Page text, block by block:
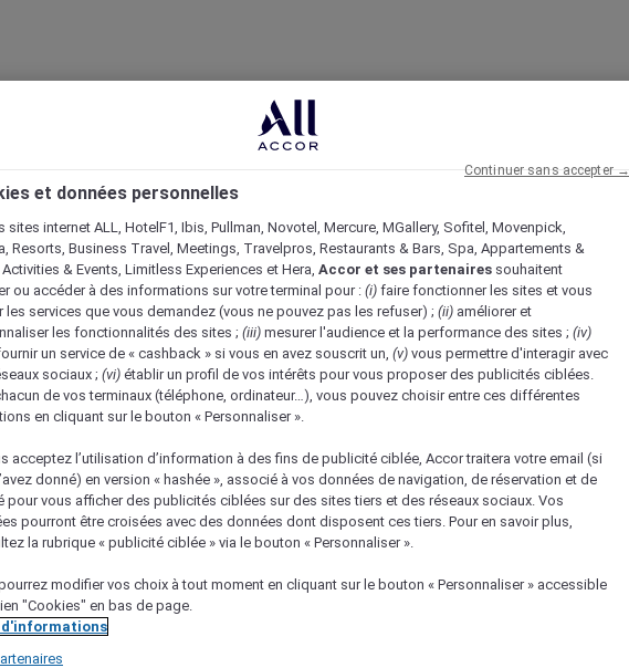
et données personnelles
sites internet ALL, HotelF1, Ibis, Pullman, Novotel, Mercure, MGallery, Sofitel, Movenpick,
Resorts, Business Travel, Meetings, Travelpros, Restaurants & Bars, Spa, Appartements &
& Events, Limitless Experiences et Hera, Accor et ses partenaires souhaitent
ou accéder à des informations sur votre terminal pour : (i) faire fonctionner les sites et vous
les services que vous demandez (vous ne pouvez pas les refuser) ; (ii) améliorer et
les fonctionnalités des sites ; (iii) mesurer l'audience et la performance des sites ; (iv)
un service de « cashback » si vous en avez souscrit un, (v) vous permettre d'interagir avec
sociaux ; (vi) établir un profil de vos intérêts pour vous proposer des publicités ciblées.
de vos terminaux (téléphone, ordinateur…), vous pouvez choisir entre ces différentes
en cliquant sur le bouton « Personnaliser ».
acceptez l’utilisation d’information à des fins de publicité ciblée, Accor traitera votre email (si
donné) en version « hashée », associé à vos données de navigation, de réservation et de
pour vous afficher des publicités ciblées sur des sites tiers et des réseaux sociaux. Vos
pourront être croisées avec des données dont disposent ces tiers. Pour en savoir plus,
la rubrique « publicité ciblée » via le bouton « Personnaliser ».
modifier vos choix à tout moment en cliquant sur le bouton « Personnaliser » accessible
"Cookies" en bas de page.
d'informations
Continuer sans accepter →